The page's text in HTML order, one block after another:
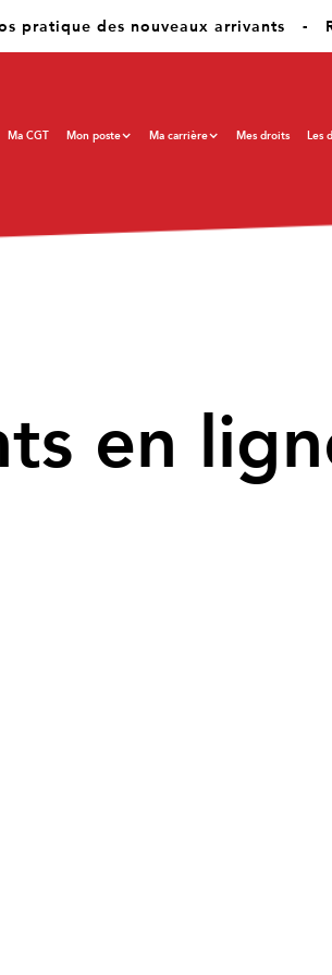
pratique des nouveaux arrivants -
Ma CGT Mon poste Ma carrière Mes droits Les
en